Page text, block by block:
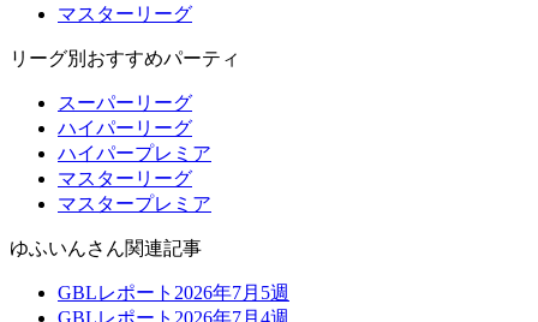
マスターリーグ
リーグ別おすすめパーティ
スーパーリーグ
ハイパーリーグ
ハイパープレミア
マスターリーグ
マスタープレミア
ゆふいんさん関連記事
GBLレポート2026年7月5週
GBLレポート2026年7月4週